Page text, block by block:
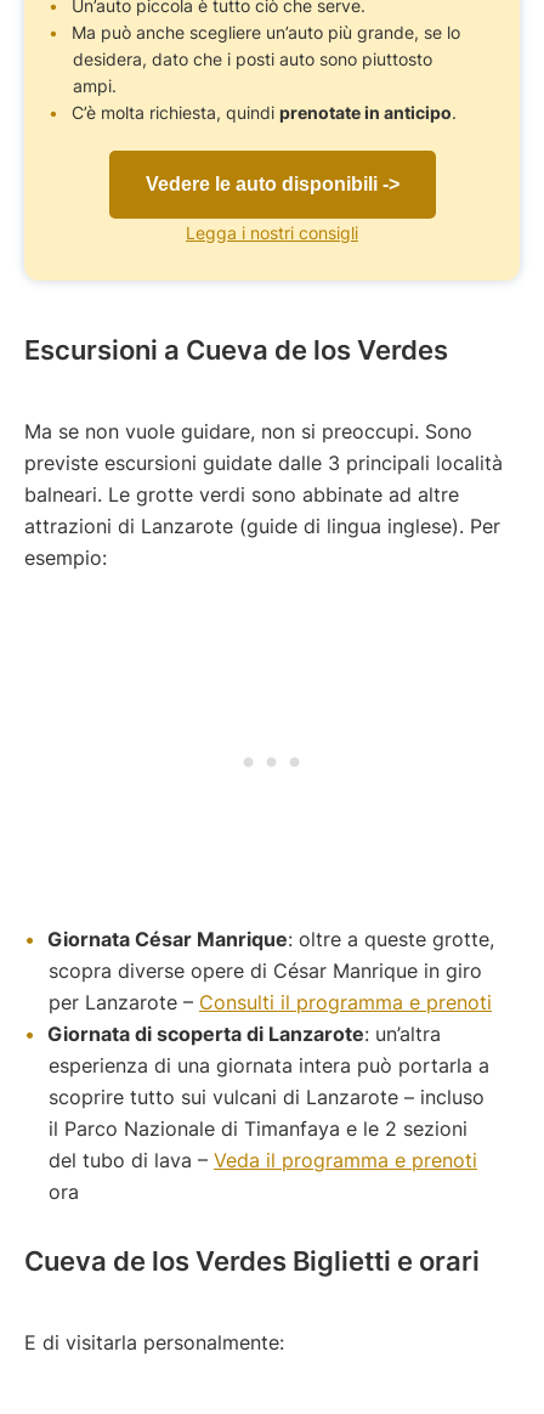
Un’auto piccola è tutto ciò che serve.
Ma può anche scegliere un’auto più grande, se lo
desidera, dato che i posti auto sono piuttosto
ampi.
C’è molta richiesta, quindi prenotate in anticipo.
Vedere le auto disponibili ->
Legga i nostri consigli
Escursioni a Cueva de los Verdes
Ma se non vuole guidare, non si preoccupi. Sono
previste escursioni guidate dalle 3 principali località
balneari. Le grotte verdi sono abbinate ad altre
attrazioni di Lanzarote (guide di lingua inglese). Per
esempio:
Giornata César Manrique: oltre a queste grotte,
scopra diverse opere di César Manrique in giro
per Lanzarote – Consulti il programma e prenoti
Giornata di scoperta di Lanzarote: un’altra
esperienza di una giornata intera può portarla a
scoprire tutto sui vulcani di Lanzarote – incluso
il Parco Nazionale di Timanfaya e le 2 sezioni
del tubo di lava – Veda il programma e prenoti
ora
Cueva de los Verdes Biglietti e orari
E di visitarla personalmente: